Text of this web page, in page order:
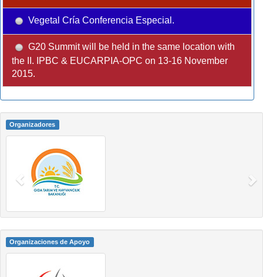
Vegetal Cría Conferencia Especial.
G20 Summit will be held in the same location with
the II. IPBC & EUCARPIA-OPC on 13-16 November
2015.
Organizadores
Organizaciones de Apoyo